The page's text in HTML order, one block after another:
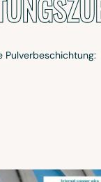
Pulverbeschichtung: